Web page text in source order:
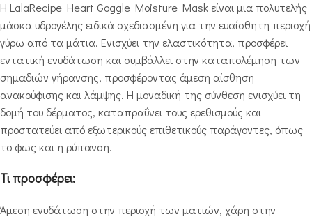
Η LalaRecipe Heart Goggle Moisture Mask είναι μια πολυτελής
μάσκα υδρογέλης ειδικά σχεδιασμένη για την ευαίσθητη περιοχή
γύρω από τα μάτια. Ενισχύει την ελαστικότητα, προσφέρει
εντατική ενυδάτωση και συμβάλλει στην καταπολέμηση των
σημαδιών γήρανσης, προσφέροντας άμεση αίσθηση
ανακούφισης και λάμψης. Η μοναδική της σύνθεση ενισχύει τη
δομή του δέρματος, καταπραΰνει τους ερεθισμούς και
προστατεύει από εξωτερικούς επιθετικούς παράγοντες, όπως
το φως και η ρύπανση.
Τι προσφέρει:
Άμεση ενυδάτωση στην περιοχή των ματιών, χάρη στην